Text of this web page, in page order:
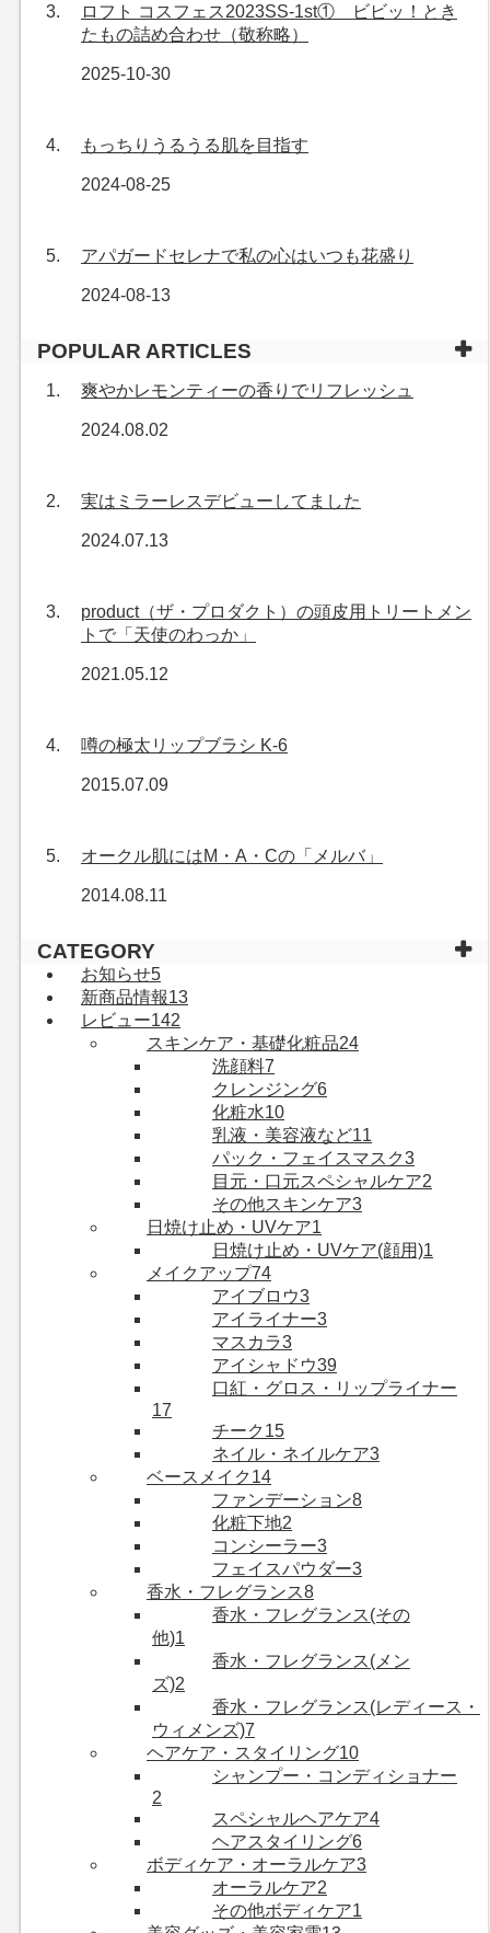
ロフト コスフェス2023SS-1st① ビビッ！とき
たもの詰め合わせ（敬称略）
2025-10-30
もっちりうるうる肌を目指す
2024-08-25
アパガードセレナで私の心はいつも花盛り
2024-08-13
POPULAR ARTICLES
爽やかレモンティーの香りでリフレッシュ
2024.08.02
実はミラーレスデビューしてました
2024.07.13
product（ザ・プロダクト）の頭皮用トリートメン
トで「天使のわっか」
2021.05.12
噂の極太リップブラシ K-6
2015.07.09
オークル肌にはM・A・Cの「メルバ」
2014.08.11
CATEGORY
お知らせ5
新商品情報13
レビュー142
スキンケア・基礎化粧品24
洗顔料7
クレンジング6
化粧水10
乳液・美容液など11
パック・フェイスマスク3
目元・口元スペシャルケア2
その他スキンケア3
日焼け止め・UVケア1
日焼け止め・UVケア(顔用)1
メイクアップ74
アイブロウ3
アイライナー3
マスカラ3
アイシャドウ39
口紅・グロス・リップライナー
17
チーク 15
ネイル・ネイルケア3
ベースメイク 14
ファンデーション8
化粧下地2
コンシーラー3
フェイスパウダー3
香水・フレグランス8
香水・フレグランス(その
他)1
香水・フレグランス(メン
ズ)2
香水・フレグランス(レディース・
ウィメンズ)7
ヘアケア・スタイリング10
シャンプー・コンディショナー
2
スペシャルヘアケア4
ヘアスタイリング6
ボディケア・オーラルケア3
オーラルケア2
その他ボディケア1